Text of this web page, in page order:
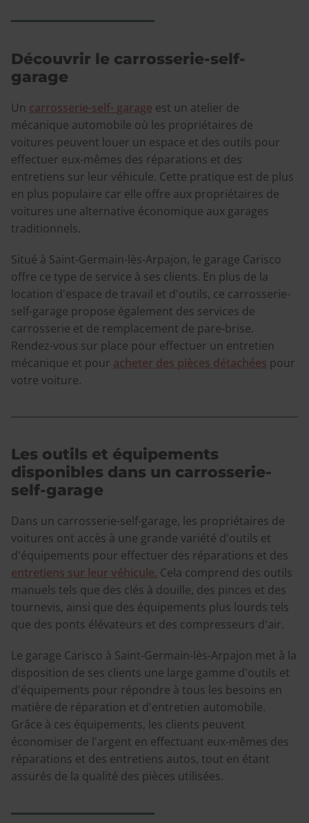
Découvrir le carrosserie-self-
garage
Un carrosserie-self- garage est un atelier de
mécanique automobile où les propriétaires de
voitures peuvent louer un espace et des outils pour
effectuer eux-mêmes des réparations et des
entretiens sur leur véhicule. Cette pratique est de plus
en plus populaire car elle offre aux propriétaires de
voitures une alternative économique aux garages
traditionnels.
Situé à Saint-Germain-lès-Arpajon, le garage Carisco
offre ce type de service à ses clients. En plus de la
location d'espace de travail et d'outils, ce carrosserie-
self-garage propose également des services de
carrosserie et de remplacement de pare-brise.
Rendez-vous sur place pour effectuer un entretien
mécanique et pour acheter des pièces détachées pour
votre voiture.
Les outils et équipements
disponibles dans un carrosserie-
self-garage
Dans un carrosserie-self-garage, les propriétaires de
voitures ont accès à une grande variété d'outils et
d'équipements pour effectuer des réparations et des
entretiens sur leur véhicule. Cela comprend des outils
manuels tels que des clés à douille, des pinces et des
tournevis, ainsi que des équipements plus lourds tels
que des ponts élévateurs et des compresseurs d'air.
Le garage Carisco à Saint-Germain-lès-Arpajon met à la
disposition de ses clients une large gamme d'outils et
d'équipements pour répondre à tous les besoins en
matière de réparation et d'entretien automobile.
Grâce à ces équipements, les clients peuvent
économiser de l'argent en effectuant eux-mêmes des
réparations et des entretiens autos, tout en étant
assurés de la qualité des pièces utilisées.